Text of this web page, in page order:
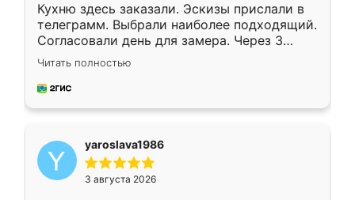
Кухню здесь заказали. Эскизы прислали в
телеграмм. Выбрали наиболее подходящий.
Согласовали день для замера. Через 3
недели кухня была уже готова. Остались
довольны работой. Спасибо Ренессанс
мебель за качественную работу!
Читать полностью
yaroslava1986
3 августа 2026